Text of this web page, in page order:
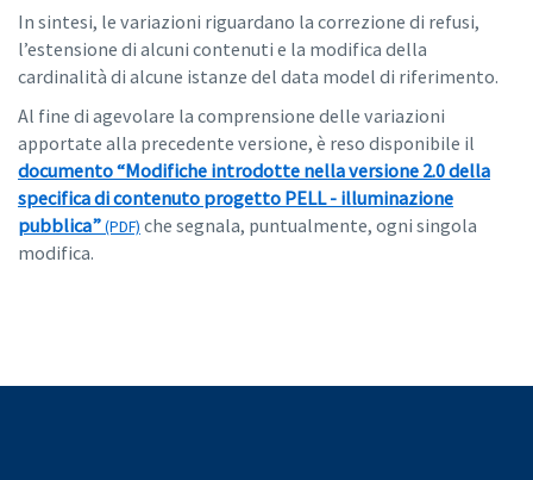
In sintesi, le variazioni riguardano la correzione di refusi,
l’estensione di alcuni contenuti e la modifica della
cardinalità di alcune istanze del data model di riferimento.
Al fine di agevolare la comprensione delle variazioni
apportate alla precedente versione, è reso disponibile il
documento “Modifiche introdotte nella versione 2.0 della
specifica di contenuto progetto PELL - illuminazione
pubblica”
che segnala, puntualmente, ogni singola
modifica.